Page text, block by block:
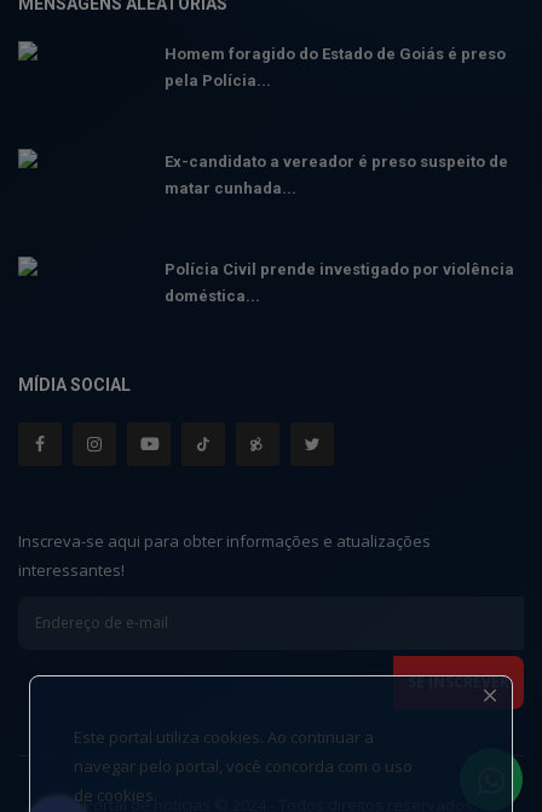
Homem foragido do Estado de Goiás é preso
pela Polícia...
Ex-candidato a vereador é preso suspeito de
matar cunhada...
Polícia Civil prende investigado por violência
doméstica...
MÍDIA SOCIAL
Inscreva-se aqui para obter informações e atualizações
interessantes!
Portal de notícias © 2024 - Todos direitos reservados.
Este portal utiliza cookies. Ao continuar a
navegar pelo portal, você concorda com o uso
de cookies.